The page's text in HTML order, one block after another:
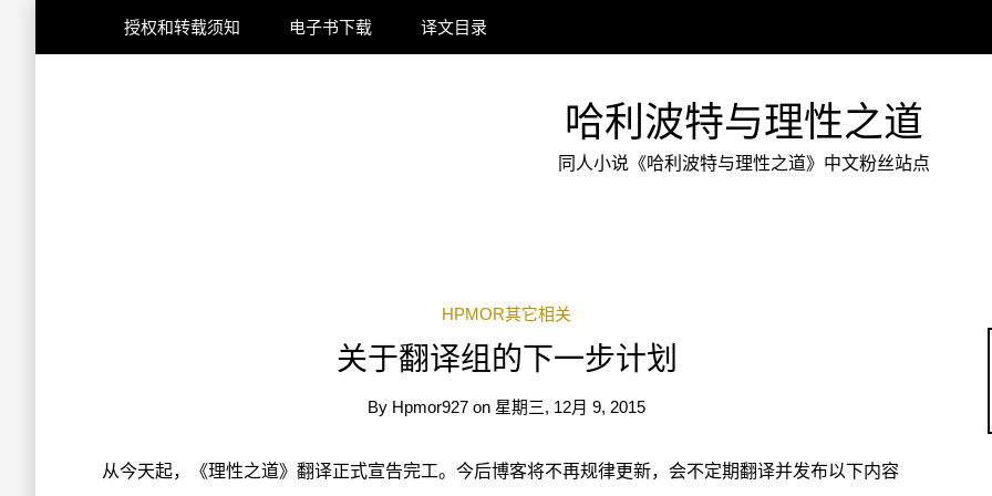
授权和转载须知 电子书下载 译文目录
哈利波特与理性之道
同人小说《哈利波特与理性之道》中文粉丝站点
HPMOR其它相关
关于翻译组的下一步计划
By Hpmor927 on 星期三, 12月 9, 2015
从今天起，《理性之道》翻译正式宣告完工。今后博客将不再规律更新，会不定期翻译并发布以下内容